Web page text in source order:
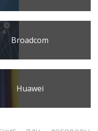
Broadcom
Huawei